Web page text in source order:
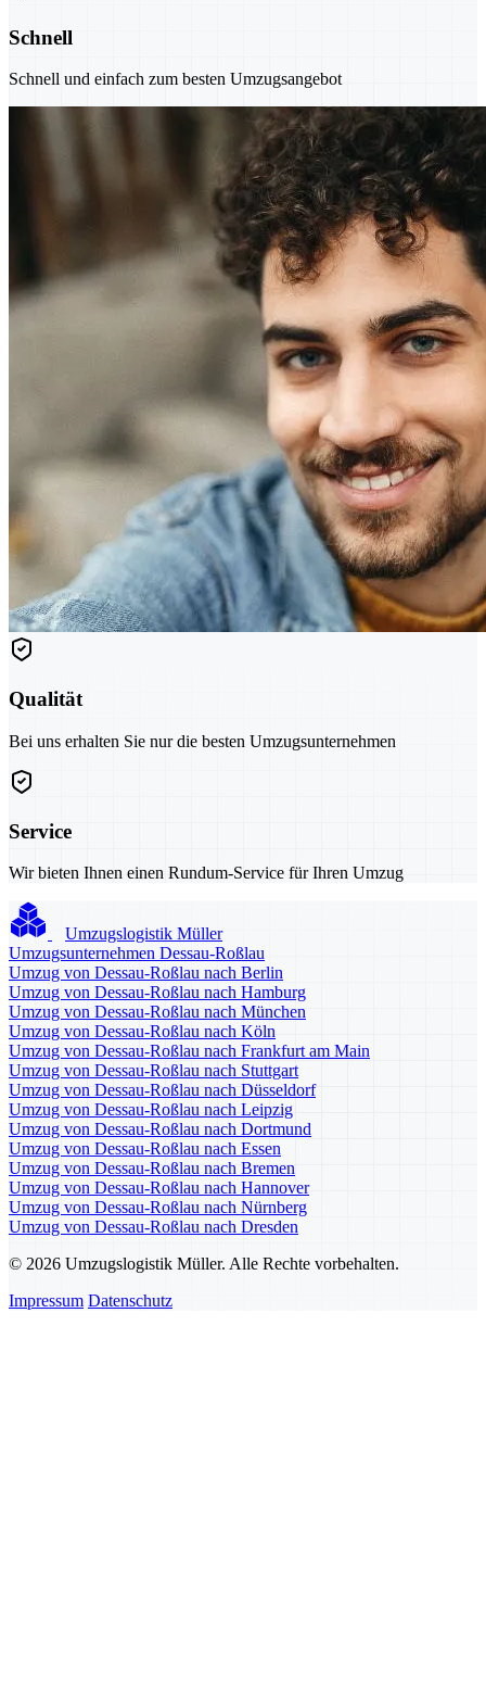
Schnell
Schnell und einfach zum besten Umzugsangebot
Qualität
Bei uns erhalten Sie nur die besten Umzugsunternehmen
Service
Wir bieten Ihnen einen Rundum-Service für Ihren Umzug
Umzugslogistik Müller
Umzugsunternehmen Dessau-Roßlau
Umzug von Dessau-Roßlau nach Berlin
Umzug von Dessau-Roßlau nach Hamburg
Umzug von Dessau-Roßlau nach München
Umzug von Dessau-Roßlau nach Köln
Umzug von Dessau-Roßlau nach Frankfurt am Main
Umzug von Dessau-Roßlau nach Stuttgart
Umzug von Dessau-Roßlau nach Düsseldorf
Umzug von Dessau-Roßlau nach Leipzig
Umzug von Dessau-Roßlau nach Dortmund
Umzug von Dessau-Roßlau nach Essen
Umzug von Dessau-Roßlau nach Bremen
Umzug von Dessau-Roßlau nach Hannover
Umzug von Dessau-Roßlau nach Nürnberg
Umzug von Dessau-Roßlau nach Dresden
© 2026 Umzugslogistik Müller. Alle Rechte vorbehalten.
Impressum Datenschutz